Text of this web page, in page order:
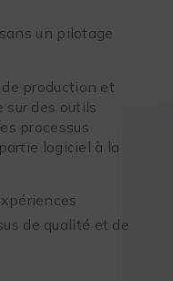
un pilotage
production et
sur des outils
processus
logiciel à la
de qualité et de